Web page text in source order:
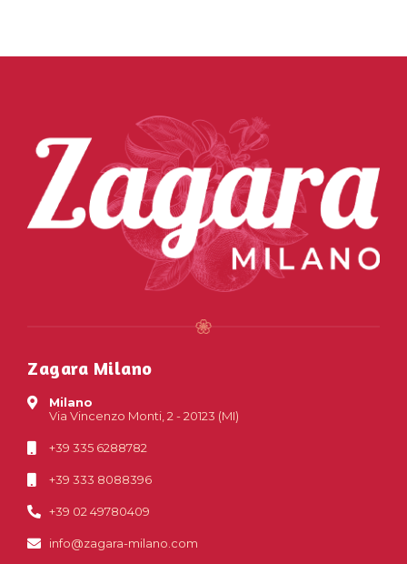
Zagara Milano
Milano
Via Vincenzo Monti, 2 - 20123 (MI)
+39 335 6288782
+39 333 8088396
+39 02 49780409
info@zagara-milano.com